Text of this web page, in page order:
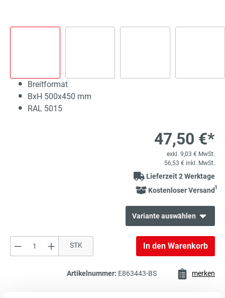
Breitformat
BxH 500x450 mm
RAL 5015
47,50 €*
exkl. 9,03 € MwSt.
56,53 € inkl. MwSt.
Lieferzeit 2 Werktage
Kostenloser Versand1
Variante auswählen
73,00 €*
86,87 € inkl. MwSt.
Produkt Anzahl: Gib den gewünschten
STK In den Warenkorb
Artikelnummer: E863443-BS merken